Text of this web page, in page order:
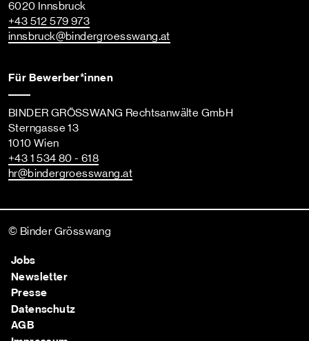
6020 Innsbruck
+43 512 579 973
innsbruck@bindergroesswang.at
Für Bewerber*innen
BINDER GRÖSSWANG Rechtsanwälte GmbH
Sterngasse 13
1010 Wien
+43 1 534 80 - 618
hr@bindergroesswang.at
© Binder Grösswang
Jobs
Newsletter
Presse
Datenschutz
AGB